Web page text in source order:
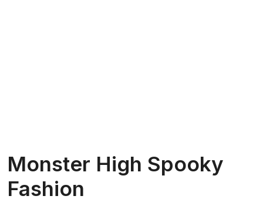
Monster High Spooky
Fashion